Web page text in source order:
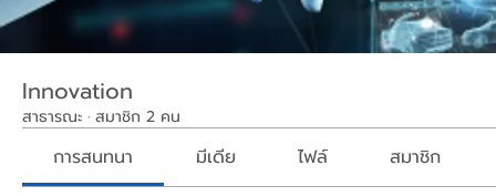
Innovation
สาธารณะ · สมาชิก 2 คน
การสนทนา มีเดีย ไฟล์ สมาชิก